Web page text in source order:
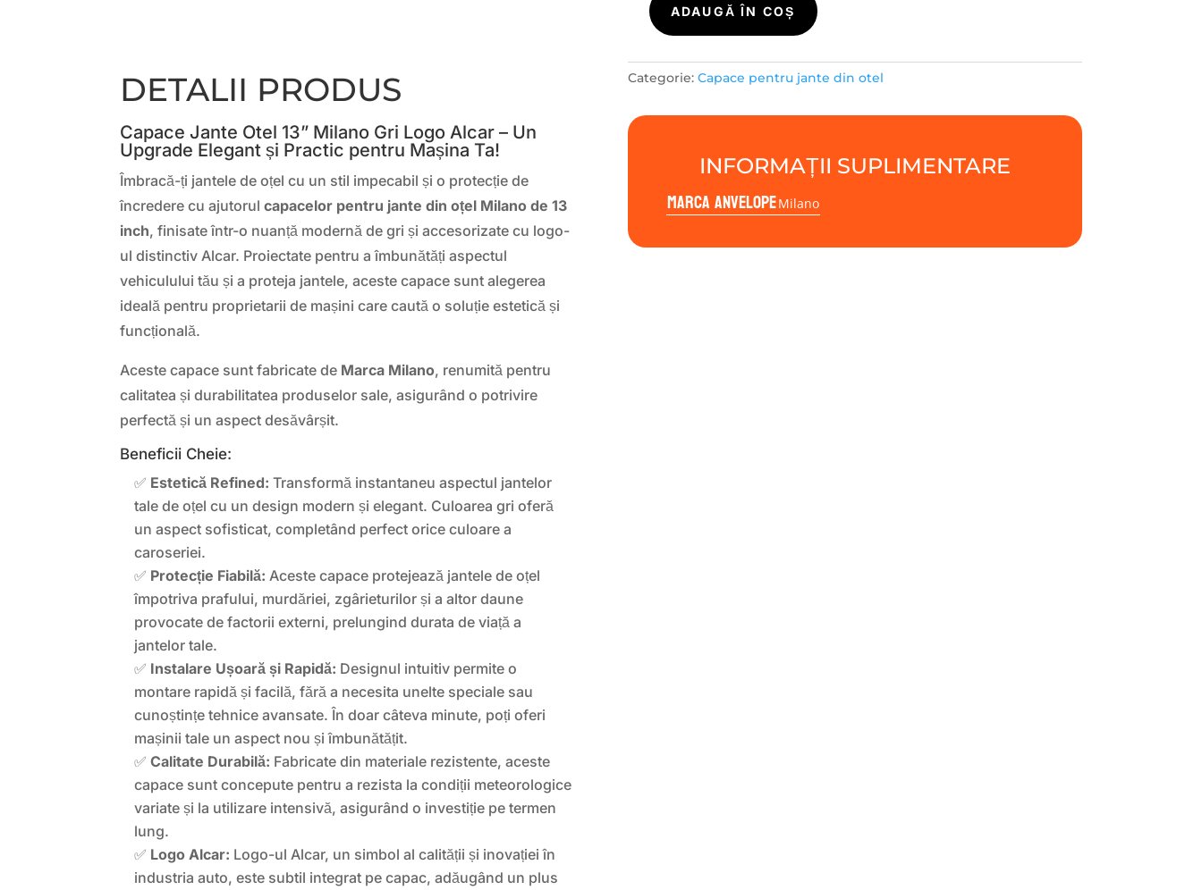
DETALII PRODUS
Capace Jante Otel 13” Milano Gri Logo Alcar – Un
Upgrade Elegant și Practic pentru Mașina Ta!
Îmbracă-ți jantele de oțel cu un stil impecabil și o protecție de
încredere cu ajutorulcapacelor pentru jante din oțel Milano de 13
inch, finisate într-o nuanță modernă de gri și accesorizate cu logo-
ul distinctiv Alcar. Proiectate pentru a îmbunătăți aspectul
vehiculului tău și a proteja jantele, aceste capace sunt alegerea
ideală pentru proprietarii de mașini care caută o soluție estetică și
funcțională.
Aceste capace sunt fabricate de Marca Milano, renumită pentru
calitatea și durabilitatea produselor sale, asigurând o potrivire
perfectă și un aspect desăvârșit.
Beneficii Cheie:
✅ Estetică Refined: Transformă instantaneu aspectul jantelor
tale de oțel cu un design modern și elegant. Culoarea gri oferă
un aspect sofisticat, completând perfect orice culoare a
caroseriei.
✅ Protecție Fiabilă: Aceste capace protejează jantele de oțel
împotriva prafului, murdăriei, zgârieturilor și a altor daune
provocate de factorii externi, prelungind durata de viață a
jantelor tale.
✅ Instalare Ușoară și Rapidă: Designul intuitiv permite o
montare rapidă și facilă, fără a necesita unelte speciale sau
cunoștințe tehnice avansate. În doar câteva minute, poți oferi
mașinii tale un aspect nou și îmbunătățit.
✅Calitate Durabilă: Fabricate din materiale rezistente, aceste
capace sunt concepute pentru a rezista la condiții meteorologice
variate și la utilizare intensivă, asigurând o investiție pe termen
lung.
✅ Logo Alcar: Logo-ul Alcar, un simbol al calității și inovației în
industria auto, este subtil integrat pe capac, adăugând un plus
Cantitate
Capace
jante
otel
Milano
gri
ADAUGĂ ÎN COȘ
Categorie: Capace pentru jante din otel
INFORMAȚII SUPLIMENTARE
Marca anvelopeMilano